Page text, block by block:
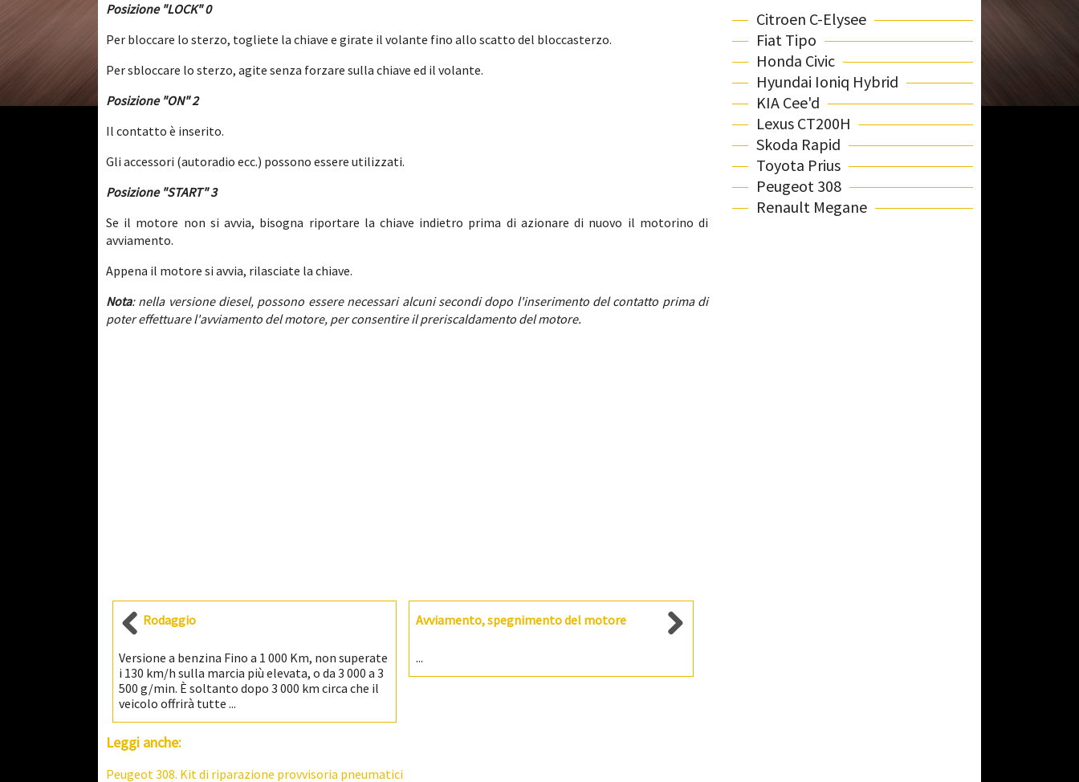
Posizione "LOCK" 0
Per bloccare lo sterzo, togliete la chiave e girate il volante fino allo scatto del bloccasterzo.
Per sbloccare lo sterzo, agite senza forzare sulla chiave ed il volante.
Posizione "ON" 2
Il contatto è inserito.
Gli accessori (autoradio ecc.) possono essere utilizzati.
Posizione "START" 3
Se il motore non si avvia, bisogna riportare la chiave indietro prima di azionare di nuovo il motorino di
avviamento.
Appena il motore si avvia, rilasciate la chiave.
Nota: nella versione diesel, possono essere necessari alcuni secondi dopo l'inserimento del contatto prima di
poter effettuare l'avviamento del motore, per consentire il preriscaldamento del motore.
Rodaggio
Versione a benzina Fino a 1 000 Km, non superate
i 130 km/h sulla marcia più elevata, o da 3 000 a 3
500 g/min. È soltanto dopo 3 000 km circa che il
veicolo offrirà tutte ...
Avviamento, spegnimento del motore
...
Leggi anche:
Peugeot 308. Kit di riparazione provvisoria pneumatici
Citroen C-Elysee
Fiat Tipo
Honda Civic
Hyundai Ioniq Hybrid
KIA Cee'd
Lexus CT200H
Skoda Rapid
Toyota Prius
Peugeot 308
Renault Megane